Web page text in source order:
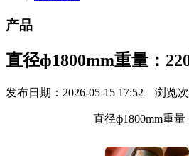
产品
直径ф1800mm重量：
发布日期：2026-05-15 17:52 浏览次
直径ф1800mm重量